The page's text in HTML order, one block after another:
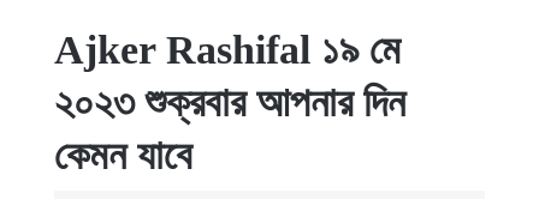
Ajker Rashifal ১৯ মে
২০২৩ শুক্রবার আপনার দিন
কেমন যাবে